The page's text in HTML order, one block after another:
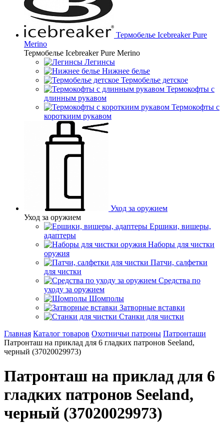
Термобелье Icebreaker Pure
Merino
Термобелье Icebreaker Pure Merino
Легинсы
Нижнее белье
Термобелье детское
Термокофты с
длинным рукавом
Термокофты с
короткиим рукавом
Уход за оружием
Уход за оружием
Ершики, вишеры,
адаптеры
Наборы для чистки
оружия
Патчи, салфетки
для чистки
Средства по
уходу за оружием
Шомполы
Затворные вставки
Станки для чистки
Главная Каталог товаров Охотничьи патроны Патронташи
Патронташ на приклад для 6 гладких патронов Seeland,
черный (37020029973)
Патронташ на приклад для 6
гладких патронов Seeland,
черный (37020029973)